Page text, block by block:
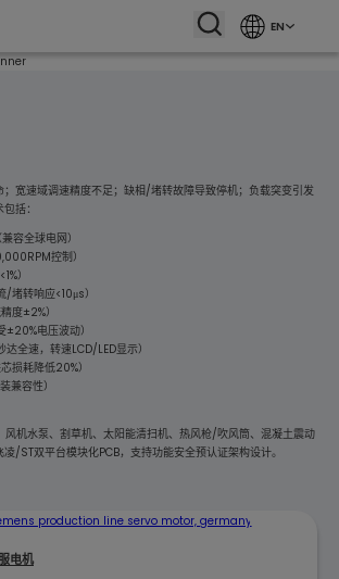
EN
宽速域调速精度不足；缺相/堵转故障导致停机；负载突变引发
括：
容全球电网）
控制）
）
堵转响应<10μs）
度±2%）
电压波动）
全速，转速LCD/LED显示）
损耗降低20%）
兼容性）
机水泵、割草机、太阳能清扫机、热风枪/吹风筒、混凝土震动
/ST双平台模块化PCB，支持功能安全预认证架构设计。
电机